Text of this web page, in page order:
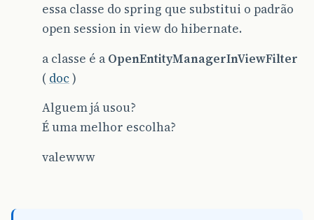
essa classe do spring que substitui o padrão
open session in view do hibernate.
a classe é a OpenEntityManagerInViewFilter
( doc)
Alguem já usou?
É uma melhor escolha?
valewww